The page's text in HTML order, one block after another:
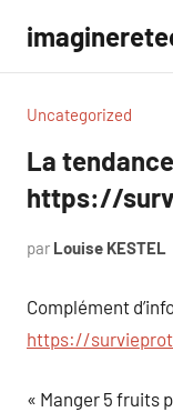
contenu
Uncategorized
La
https://
par Louise KESTEL
Complément
https://
« Manger 5 fruits